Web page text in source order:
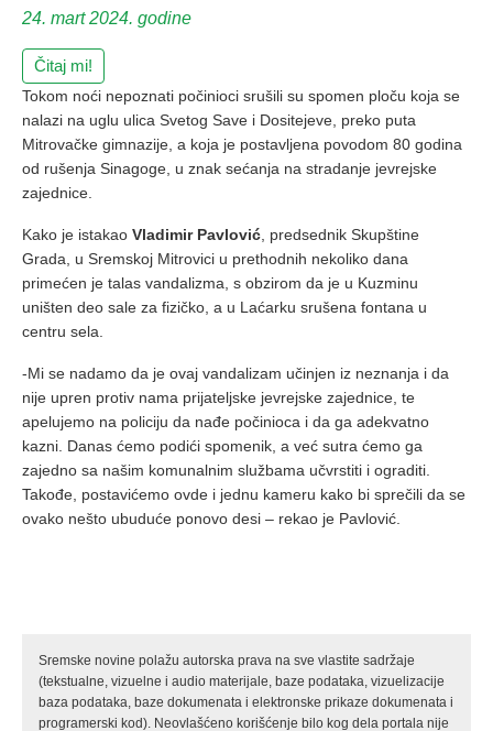
24. mart 2024. godine
Čitaj mi!
Tokom noći nepoznati počinioci srušili su spomen ploču koja se
nalazi na uglu ulica Svetog Save i Dositejeve, preko puta
Mitrovačke gimnazije, a koja je postavljena povodom 80 godina
od rušenja Sinagoge, u znak sećanja na stradanje jevrejske
zajednice.
Kako je istakao Vladimir Pavlović , predsednik Skupštine
Grada, u Sremskoj Mitrovici u prethodnih nekoliko dana
primećen je talas vandalizma, s obzirom da je u Kuzminu
uništen deo sale za fizičko, a u Laćarku srušena fontana u
centru sela.
-Mi se nadamo da je ovaj vandalizam učinjen iz neznanja i da
nije upren protiv nama prijateljske jevrejske zajednice, te
apelujemo na policiju da nađe počinioca i da ga adekvatno
kazni. Danas ćemo podići spomenik, a već sutra ćemo ga
zajedno sa našim komunalnim službama učvrstiti i ograditi.
Takođe, postavićemo ovde i jednu kameru kako bi sprečili da se
ovako nešto ubuduće ponovo desi – rekao je Pavlović.
Sremske novine polažu autorska prava na sve vlastite sadržaje
(tekstualne, vizuelne i audio materijale, baze podataka, vizuelizacije
baza podataka, baze dokumenata i elektronske prikaze dokumenata i
programerski kod). Neovlašćeno korišćenje bilo kog dela portala nije